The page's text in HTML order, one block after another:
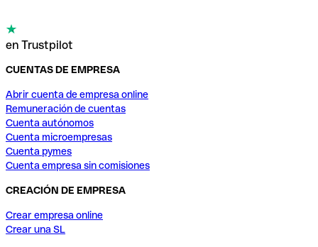
en Trustpilot
CUENTAS DE EMPRESA
Abrir cuenta de empresa online
Remuneración de cuentas
Cuenta autónomos
Cuenta microempresas
Cuenta pymes
Cuenta empresa sin comisiones
CREACIÓN DE EMPRESA
Crear empresa online
Crear una SL